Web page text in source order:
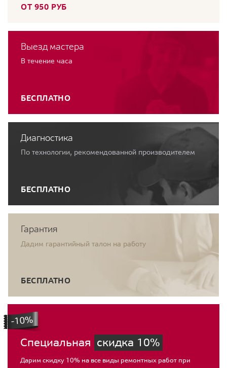
ОТ 950 РУБ
Выезд мастера
В течение часа
БЕСПЛАТНО
Диагностика
По технологии, рекомендованной производителем
БЕСПЛАТНО
Гарантия
Дадим гарантийный талон на работу
БЕСПЛАТНО
Специальная скидка 10%
Дарим скидку 10% на все виды ремонтных работ при